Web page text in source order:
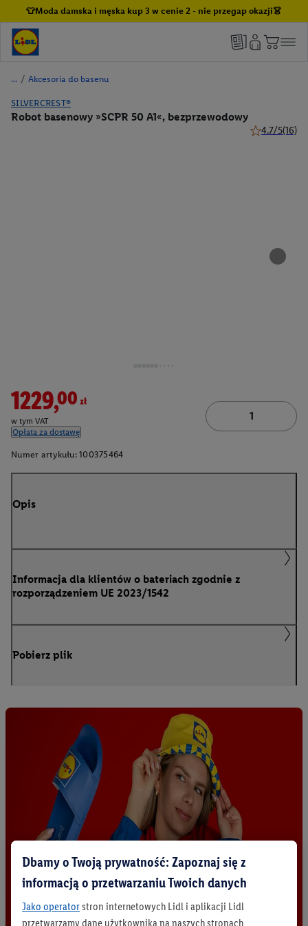
👕Moda damska i męska kup 3 w cenie 2 - nie przegap okazji👗
/ Akcesoria do basenu
SILVERCREST®
Robot basenowy »SCPR 50 A1«, bezprzewodowy
4.7/5(16)
1229,00zł
w tym VAT
Opłata za dostawę
Numer artykułu: 100375464
Opis
Informacja dla klientów o bateriach zgodnie z
rozporządzeniem UE 2023/1542
Pobierz plik
Dbamy o Twoją prywatność: Zapoznaj się z
informacją o przetwarzaniu Twoich danych
Jako operatorstron internetowych Lidl i aplikacji Lidl
przetwarzamy dane użytkownika na naszych stronach